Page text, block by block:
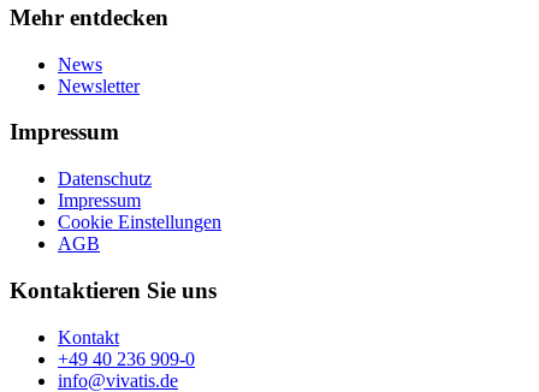
Mehr entdecken
News
Newsletter
Impressum
Datenschutz
Impressum
Cookie Einstellungen
AGB
Kontaktieren Sie uns
Kontakt
+49 40 236 909-0
info@vivatis.de